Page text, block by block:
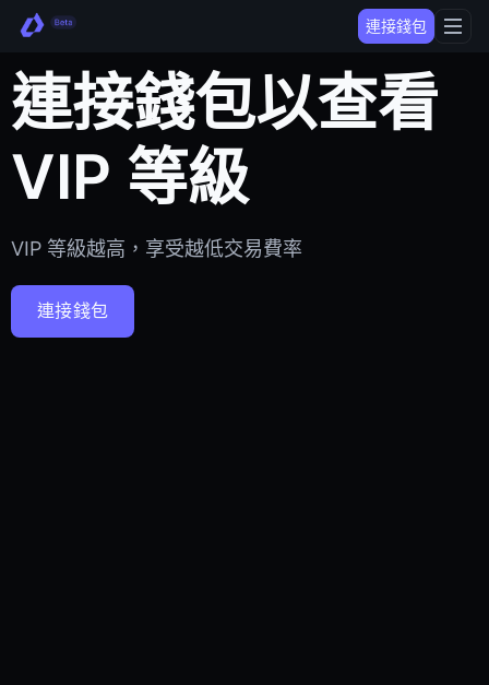
連接錢包
連接錢包以查看
VIP 等級
VIP 等級越高，享受越低交易費率
連接錢包